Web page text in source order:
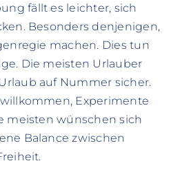
fällt es leichter, sich
Besonders denjenigen,
machen. Dies tun
Die meisten Urlauber
auf Nummer sicher.
Experimente
meisten wünschen sich
Balance zwischen